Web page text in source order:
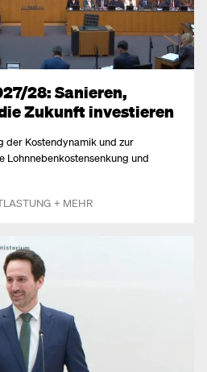
28: Sanieren,
Zukunft investieren
der Kostendynamik und zur
Lohnnebenkostensenkung und
+ MEHR